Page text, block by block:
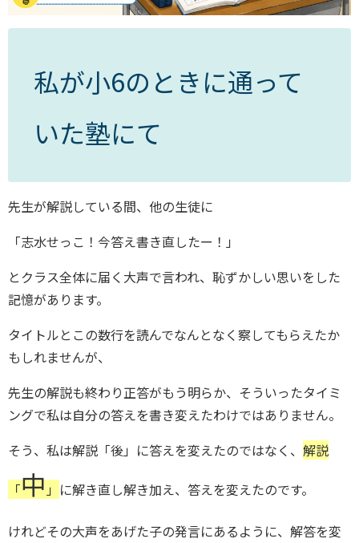
私が小6のときに通って
いた塾にて
先生が解説している間、他の生徒に
「志水せっこ！今答え書き直したー！」
とクラス全体に届く大声で言われ、恥ずかしい思いをした
記憶があります。
タイトルとこの数行を読んでなんとなく察してもらえたか
もしれませんが、
先生の解説も終わり正答がもう明らか、そういったタイミ
ングで私は自分の答えを書き変えたわけではありません。
そう、私は解説「後」に答えを変えたのではなく、 解説
「中」 に解き直し解き加え、答えを変えたのです。
けれどその大声をあげた子の発言にあるように、解答を変